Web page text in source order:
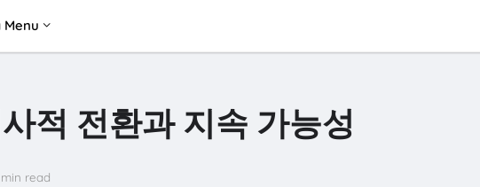
Menu
적 전환과 지속 가능성
read